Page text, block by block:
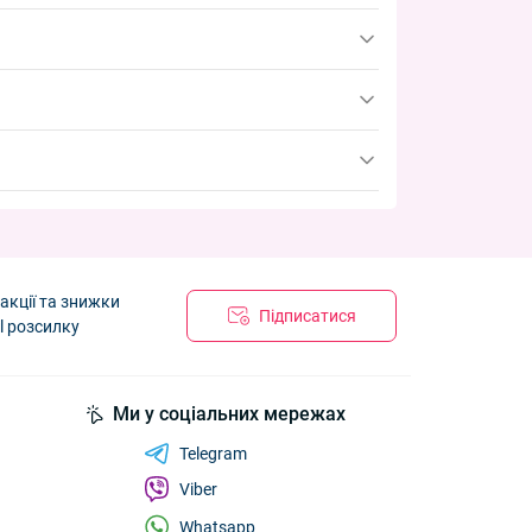
та знижки
розсилку
Підписатися
Ми у соціальних мережах
Telegram
Viber
Whatsapp